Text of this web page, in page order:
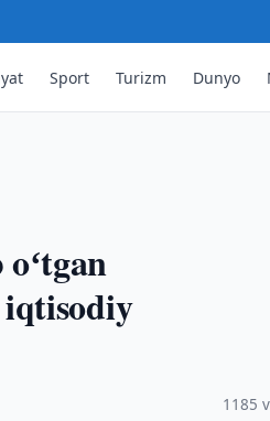
Sport Turizm Dunyo
1185